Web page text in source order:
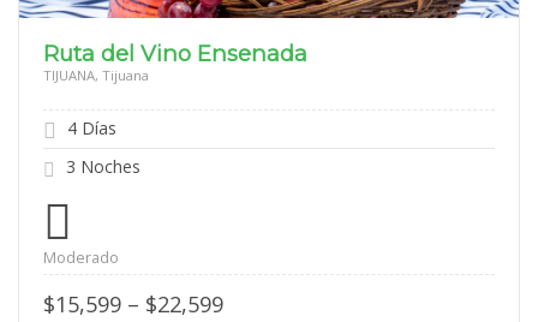
Ruta del Vino Ensenada
TIJUANA, Tijuana
4 Días
3 Noches
Moderado
$15,599 – $22,599Price